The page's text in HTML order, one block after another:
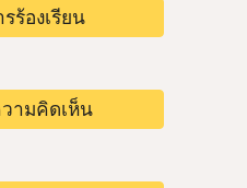
ร้องเรียน
ามคิดเห็น